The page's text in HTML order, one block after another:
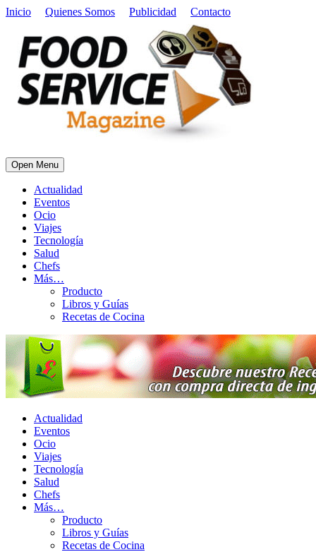
Inicio Quienes Somos Publicidad Contacto
Open Menu
Actualidad
Eventos
Ocio
Viajes
Tecnología
Salud
Chefs
Más…
Producto
Libros y Guías
Recetas de Cocina
Actualidad
Eventos
Ocio
Viajes
Tecnología
Salud
Chefs
Más…
Producto
Libros y Guías
Recetas de Cocina